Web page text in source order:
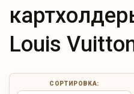
СУМКИ
ДОРОЖНЫЕ
РЮКЗАКИ
Louis
СОРТИРОВКА: